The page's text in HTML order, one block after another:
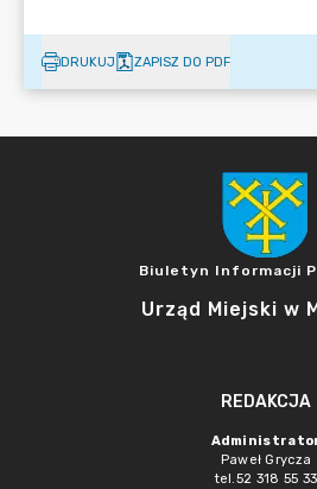
DRUKUJ ZAPISZ DO PDF
Biuletyn Informacji
Urząd Miejski w
REDAKCJA
Paweł Grycza
tel.52 318 55 33